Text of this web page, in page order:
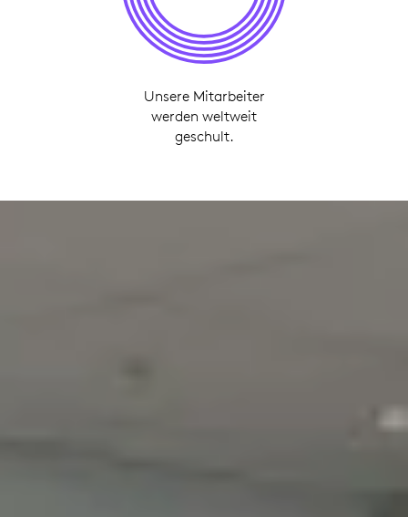
Unsere Mitarbeiter
werden weltweit
geschult.